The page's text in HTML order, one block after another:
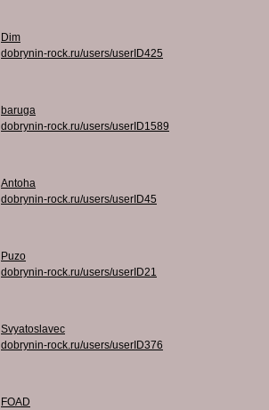
Dim
dobrynin-rock.ru/users/userID425
baruga
dobrynin-rock.ru/users/userID1589
Antoha
dobrynin-rock.ru/users/userID45
Puzo
dobrynin-rock.ru/users/userID21
Svyatoslavec
dobrynin-rock.ru/users/userID376
FOAD